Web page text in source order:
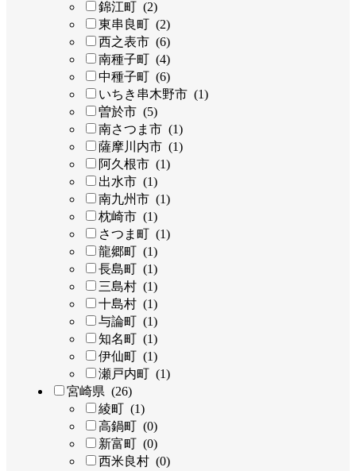
錦江町 (2)
東串良町 (2)
西之表市 (6)
南種子町 (4)
中種子町 (6)
いちき串木野市 (1)
曽於市 (5)
南さつま市 (1)
薩摩川内市 (1)
阿久根市 (1)
出水市 (1)
南九州市 (1)
枕崎市 (1)
さつま町 (1)
龍郷町 (1)
長島町 (1)
三島村 (1)
十島村 (1)
与論町 (1)
知名町 (1)
伊仙町 (1)
瀬戸内町 (1)
宮崎県 (26)
綾町 (1)
高鍋町 (0)
新富町 (0)
西米良村 (0)